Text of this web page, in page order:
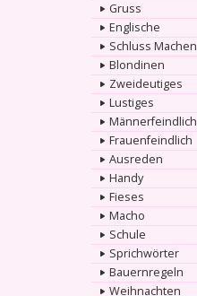
Gruss
Englische
Schluss Machen
Blondinen
Zweideutiges
Lustiges
Männerfeindlich
Frauenfeindlich
Ausreden
Handy
Fieses
Macho
Schule
Sprichwörter
Bauernregeln
Weihnachten